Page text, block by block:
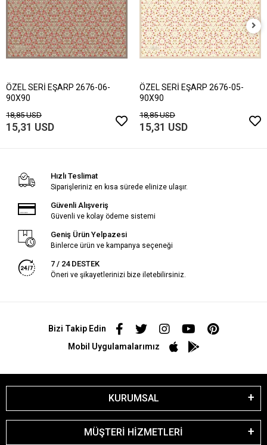
ÖZEL SERİ EŞARP 2676-06-
90X90
18,85 USD
15,31 USD
ÖZEL SERİ EŞARP 2676-05-
90X90
18,85 USD
15,31 USD
Hızlı Teslimat
Siparişleriniz en kısa sürede elinize ulaşır.
Güvenli Alışveriş
Güvenli ve kolay ödeme sistemi
Geniş Ürün Yelpazesi
Binlerce ürün ve kampanya seçeneği
7 / 24 DESTEK
Öneri ve şikayetlerinizi bize iletebilirsiniz.
Bizi Takip Edin
Mobil Uygulamalarımız
KURUMSAL
MÜŞTERİ HİZMETLERİ